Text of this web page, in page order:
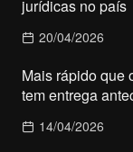
jurídicas no país
20/04/2026
Mais rápido que
tem entrega
14/04/2026